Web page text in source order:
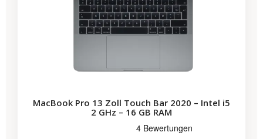
MacBook Pro 13 Zoll Touch Bar 2020 – Intel i5
2 GHz – 16 GB RAM